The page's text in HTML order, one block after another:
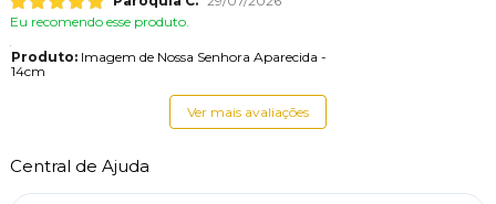
Eu recomendo esse produto.
Produto:Imagem de Nossa Senhora Aparecida -
14cm
Ver mais avaliações
Central de Ajuda